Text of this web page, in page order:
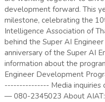
development forward. This
milestone, celebrating the
Intelligence Association of
behind the Super AI
anniversary of the Super AI
information about the
Engineer Development
--------------- Media inquiries
— 080-2345023 About AIAT: